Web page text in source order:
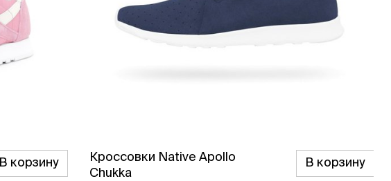
В корзину
Кроссовки Native Apollo
Chukka
В корзину